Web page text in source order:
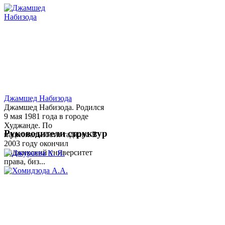
Джамшед Набизода
Джамшед Набизода. Родился
9 мая 1981 года в городе
Худжанде. По
национальности таджик. В
2003 году окончил
Таджикский университет
права, биз...
Руководители структур